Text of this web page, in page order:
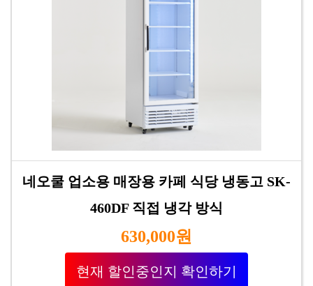
네오쿨 업소용 매장용 카페 식당 냉동고 SK-
460DF 직접 냉각 방식
630,000원
현재 할인중인지 확인하기